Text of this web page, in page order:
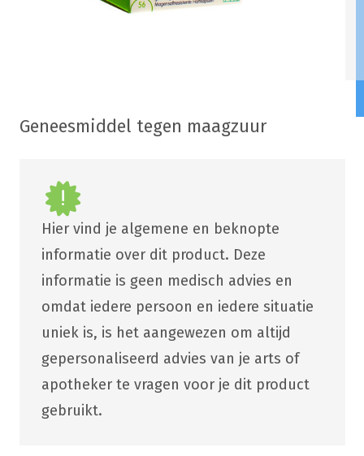
Geneesmiddel tegen maagzuur
Hier vind je algemene en beknopte
informatie over dit product. Deze
informatie is geen medisch advies en
omdat iedere persoon en iedere situatie
uniek is, is het aangewezen om altijd
gepersonaliseerd advies van je arts of
apotheker te vragen voor je dit product
gebruikt.